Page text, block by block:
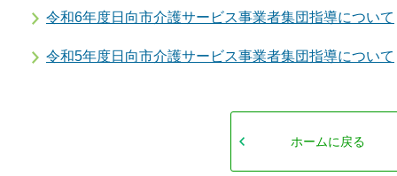
令和6年度日向市介護サービス事業者集団指導について
令和5年度日向市介護サービス事業者集団指導について
ホームに戻る